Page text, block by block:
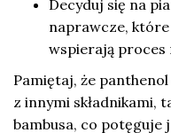
Decyduj się na
naprawcze,
wspierają proces
Pamiętaj, że
z innymi składnikami,
bambusa, co potęguje